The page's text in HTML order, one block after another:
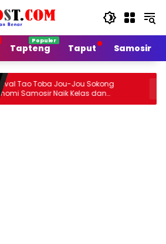
Tapteng Taput Samosir
Jou-Jou Sokong
Naik Kelas dan
Sumber Pertumbuhan